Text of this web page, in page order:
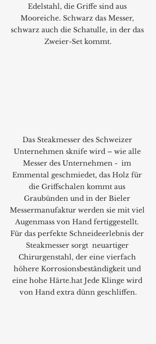
Edelstahl, die Griffe sind aus
Mooreiche. Schwarz das Messer,
schwarz auch die Schatulle, in der das
Zweier-Set kommt.
Das Steakmesser des Schweizer
Unternehmen sknife wird – wie alle
Messer des Unternehmen -  im
Emmental geschmiedet, das Holz für
die Griffschalen kommt aus
Graubünden und in der Bieler
Messermanufaktur werden sie mit viel
Augenmass von Hand fertiggestellt.
Für das perfekte Schneideerlebnis der
Steakmesser sorgt  neuartiger
Chirurgenstahl, der eine vierfach
höhere Korrosionsbeständigkeit und
eine hohe Härte.hat Jede Klinge wird
von Hand extra dünn geschliffen.